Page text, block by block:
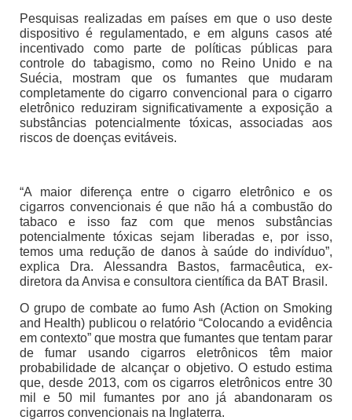
Pesquisas realizadas em países em que o uso deste
dispositivo é regulamentado, e em alguns casos até
incentivado como parte de políticas públicas para
controle do tabagismo, como no Reino Unido e na
Suécia, mostram que os fumantes que mudaram
completamente do cigarro convencional para o cigarro
eletrônico reduziram significativamente a exposição a
substâncias potencialmente tóxicas, associadas aos
riscos de doenças evitáveis.
“A maior diferença entre o cigarro eletrônico e os
cigarros convencionais é que não há a combustão do
tabaco e isso faz com que menos substâncias
potencialmente tóxicas sejam liberadas e, por isso,
temos uma redução de danos à saúde do indivíduo”,
explica Dra. Alessandra Bastos, farmacêutica, ex-
diretora da Anvisa e consultora científica da BAT Brasil.
O grupo de combate ao fumo Ash (Action on Smoking
and Health) publicou o relatório “Colocando a evidência
em contexto” que mostra que fumantes que tentam parar
de fumar usando cigarros eletrônicos têm maior
probabilidade de alcançar o objetivo. O estudo estima
que, desde 2013, com os cigarros eletrônicos entre 30
mil e 50 mil fumantes por ano já abandonaram os
cigarros convencionais na Inglaterra.